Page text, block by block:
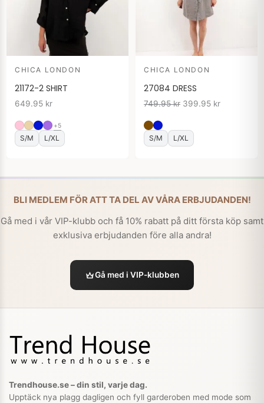
CHICA LONDON
21172-2 SHIRT
649.95 kr
+5
S/M L/XL
CHICA LONDON
27084 DRESS
749.95kr 399.95 kr
S/M L/XL
BLI MEDLEM FÖR ATT TA DEL AV VÅRA ERBJUDANDEN!
Gå med i vår VIP-klubb och få 10% rabatt på ditt första köp samt
exklusiva erbjudanden före alla andra!
Gå med i VIP-klubben
Trendhouse.se – din stil, varje dag.
Upptäck nya plagg dagligen och fyll garderoben med mode som